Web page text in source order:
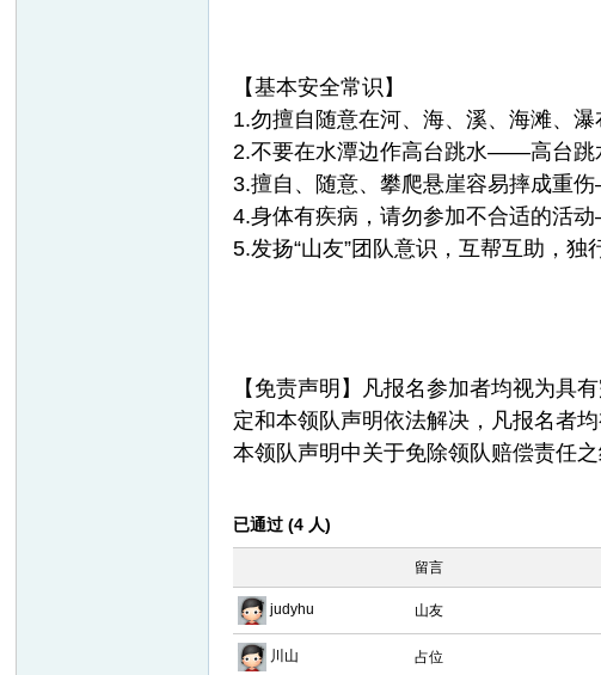
【基本安全常识】
1.勿擅自随意在河、海、溪、海滩、
2.不要在水潭边作高台跳水——高台跳
3.擅自、随意、攀爬悬崖容易摔成重
4.身体有疾病，请勿参加不合适的活
5.发扬“山友”团队意识，互帮互助，
【免责声明】凡报名参加者均视为具
定和本领队声明依法解决，凡报名者
本领队声明中关于免除领队赔偿责任
已通过 (4 人)
留言
judyhu 山友
川山 占位